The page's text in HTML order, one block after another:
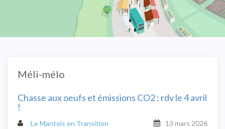
Méli-mélo
Chasse aux oeufs et émissions CO2 : rdv le 4 avril
!
Le Mantois en Transition 13 mars 2026